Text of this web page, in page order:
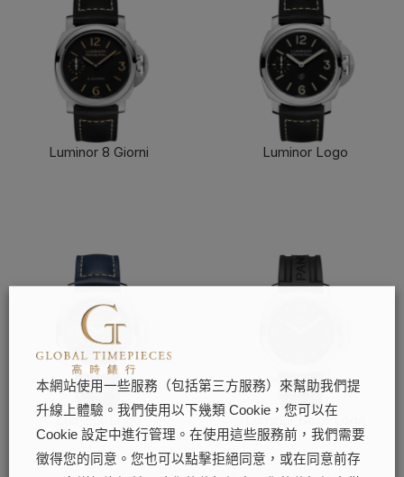
Luminor 8 Giorni
Luminor Logo
Luminor Logo
了解更多
Luminor Base Logo
了解更多
本網站使用一些服務（包括第三方服務）來幫助我們提
升線上體驗。我們使用以下幾類 Cookie，您可以在
Cookie 設定中進行管理。在使用這些服務前，我們需要
徵得您的同意。您也可以點擊拒絕同意，或在同意前存